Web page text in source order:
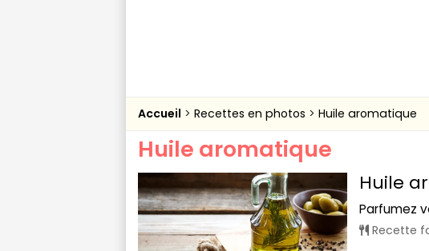
Accueil Recettes en photos Huile aromatique
Huile aromatique
Huile
Parfumez
Recette